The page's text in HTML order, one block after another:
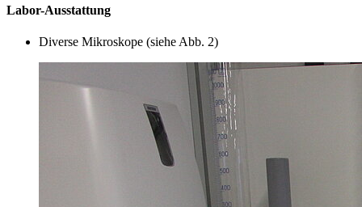
Labor-Ausstattung
Diverse Mikroskope (siehe Abb. 2)